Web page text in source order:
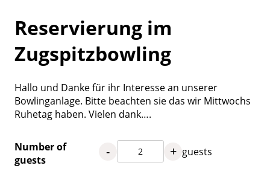
Reservierung im
Zugspitzbowling
Hallo und Danke für ihr Interesse an unserer
Bowlinganlage. Bitte beachten sie das wir Mittwochs
Ruhetag haben. Vielen dank….
Number of
guests
- + guests